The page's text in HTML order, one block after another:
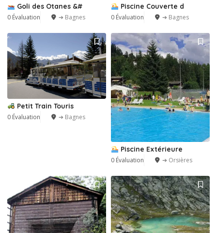
Goli des Otanes &#
0 Évaluation ➔ Bagnes
Piscine Couverte d
0 Évaluation ➔ Bagnes
Petit Train Touris
0 Évaluation ➔ Bagnes
Piscine Extérieure
0 Évaluation ➔ Orsières